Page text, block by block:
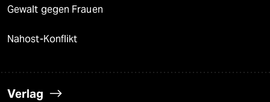
Gewalt gegen Frauen
Nahost-Konflikt
Verlag